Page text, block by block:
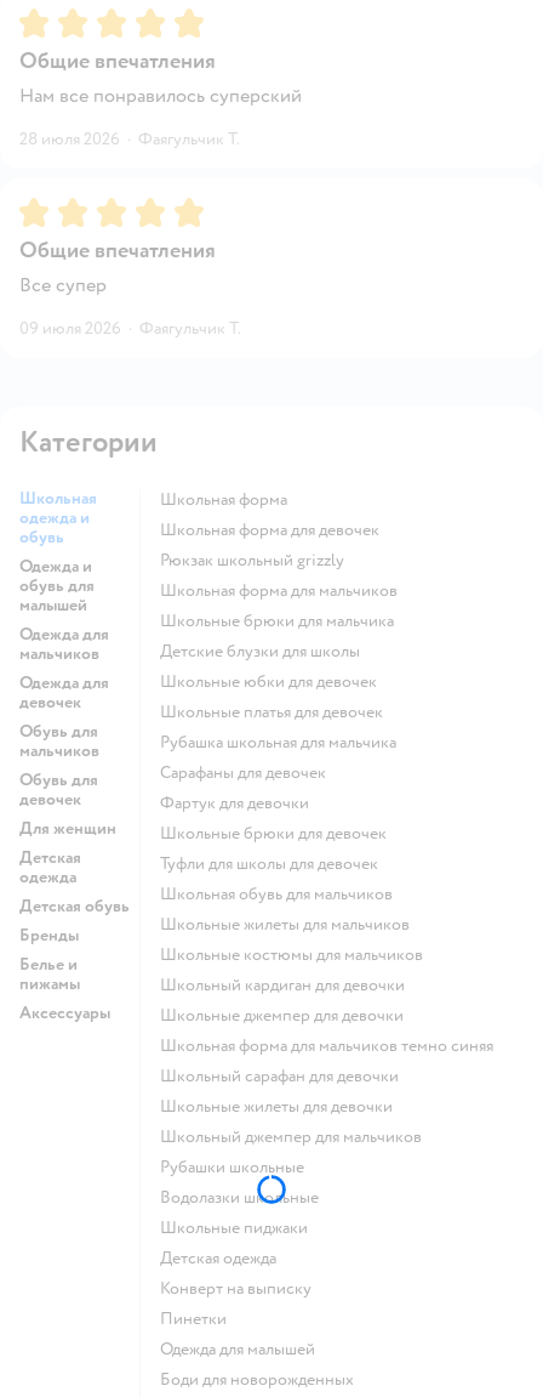
Рейтинг:5
Общие впечатления
Нам все понравилось суперский
28 июля 2026 · Фаягульчик Т.
Рейтинг:5
Общие впечатления
Все супер
09 июля 2026 · Фаягульчик Т.
Категории
Школьная
одежда и
обувь
Одежда и
обувь для
малышей
Одежда для
мальчиков
Одежда для
девочек
Обувь для
мальчиков
Обувь для
девочек
Для женщин
Детская
одежда
Детская обувь
Бренды
Белье и
пижамы
Аксессуары
Школьная форма
Школьная форма для девочек
Рюкзак школьный grizzly
Школьная форма для мальчиков
Школьные брюки для мальчика
Детские блузки для школы
Школьные юбки для девочек
Школьные платья для девочек
Рубашка школьная для мальчика
Сарафаны для девочек
Фартук для девочки
Школьные брюки для девочек
Туфли для школы для девочек
Школьная обувь для мальчиков
Школьные жилеты для мальчиков
Школьные костюмы для мальчиков
Школьный кардиган для девочки
Школьные джемпер для девочки
Школьная форма для мальчиков темно синяя
Школьный сарафан для девочки
Школьные жилеты для девочки
Школьный джемпер для мальчиков
Рубашки школьные
Водолазки школьные
Школьные пиджаки
Детская одежда
Конверт на выписку
Пинетки
Одежда для малышей
Боди для новорожденных